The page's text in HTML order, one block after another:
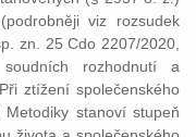
viz rozsudek
zn. 25 Cdo 2207/2020,
rozhodnutí a
ztížení společenského
stanoví stupeň